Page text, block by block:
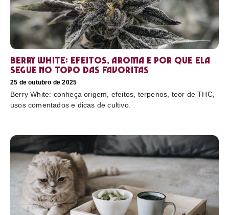
Berry White: efeitos, aroma e por que ela
segue no topo das favoritas
25 de outubro de 2025
Berry White: conheça origem, efeitos, terpenos, teor de THC,
usos comentados e dicas de cultivo.